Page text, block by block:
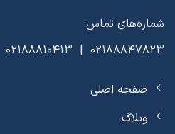
شماره‌های تماس:
02188847823 | 02188810413
صفحه اصلی
وبلاگ